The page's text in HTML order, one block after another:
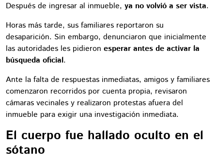
Después de ingresar al inmueble, ya no volvió a ser vista.
Horas más tarde, sus familiares reportaron su
desaparición. Sin embargo, denunciaron que inicialmente
las autoridades les pidieron esperar antes de activar la
búsqueda oficial.
Ante la falta de respuestas inmediatas, amigos y familiares
comenzaron recorridos por cuenta propia, revisaron
cámaras vecinales y realizaron protestas afuera del
inmueble para exigir una investigación inmediata.
El cuerpo fue hallado oculto en el
sótano